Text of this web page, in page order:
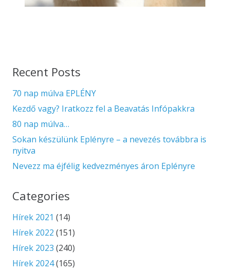
Recent Posts
70 nap múlva EPLÉNY
Kezdő vagy? Iratkozz fel a Beavatás Infópakkra
80 nap múlva…
Sokan készülünk Eplényre – a nevezés továbbra is
nyitva
Nevezz ma éjfélig kedvezményes áron Eplényre
Categories
Hírek 2021 (14)
Hírek 2022 (151)
Hírek 2023 (240)
Hírek 2024(165)